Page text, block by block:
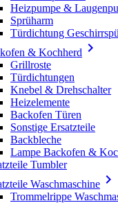
Heizpumpe &
Sprüharm
Türdichtung
& Kochherd 
Grillroste
Türdichtungen
Knebel & Drehschalter
Heizelemente
Backofen Türen
Sonstige Ersatzteile
Backbleche
Lampe Backofen &
Tumbler
Waschmaschine 
Trommelrippe